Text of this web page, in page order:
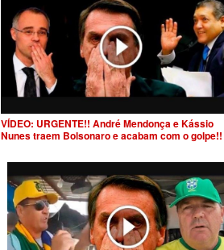
VÍDEO: URGENTE!! André Mendonça e Kássio
Nunes traem Bolsonaro e acabam com o golpe!!